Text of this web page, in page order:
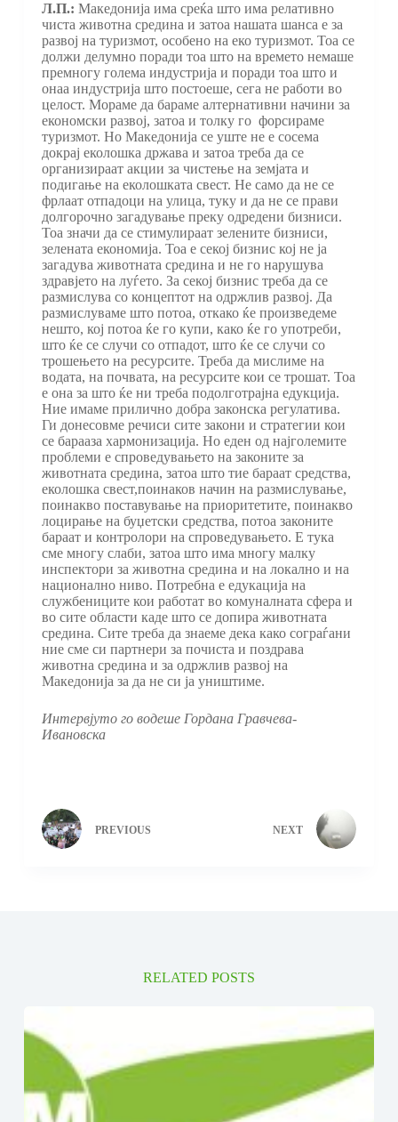
Л.П.: Македонија има среќа што има релативно
чиста животна средина и затоа нашата шанса е за
развој на туризмот, особено на еко туризмот. Тоа се
должи делумно поради тоа што на времето немаше
премногу голема индустрија и поради тоа што и
онаа индустрија што постоеше, сега не работи во
целост. Мораме да бараме алтернативни начини за
економски развој, затоа и толку го форсираме
туризмот. Но Македонија се уште не е сосема
докрај еколошка држава и затоа треба да се
организираат акции за чистење на земјата и
подигање на еколошката свест. Не само да не се
фрлаат отпадоци на улица, туку и да не се прави
долгорочно загадување преку одредени бизниси.
Тоа значи да се стимулираат зелените бизниси,
зелената економија. Тоа е секој бизнис кој не ја
загадува животната средина и не го нарушува
здравјето на луѓето. За секој бизнис треба да се
размислува со концептот на одржлив развој. Да
размислуваме што потоа, откако ќе произведеме
нешто, кој потоа ќе го купи, како ќе го употреби,
што ќе се случи со отпадот, што ќе се случи со
трошењето на ресурсите. Треба да мислиме на
водата, на почвата, на ресурсите кои се трошат. Тоа
е она за што ќе ни треба подолготрајна едукција.
Ние имаме прилично добра законска регулатива.
Ги донесовме речиси сите закони и стратегии кои
се барааза хармонизација. Но еден од најголемите
проблеми е спроведувањето на законите за
животната средина, затоа што тие бараат средства,
еколошка свест,поинаков начин на размислување,
поинакво поставување на приоритетите, поинакво
лоцирање на буџетски средства, потоа законите
бараат и контролори на спроведувањето. Е тука
сме многу слаби, затоа што има многу малку
инспектори за животна средина и на локално и на
национално ниво. Потребна е едукација на
службениците кои работат во комуналната сфера и
во сите области каде што се допира животната
средина. Сите треба да знаеме дека како сограѓани
ние сме си партнери за почиста и поздрава
животна средина и за одржлив развој на
Македонија за да не си ја уништиме.
Интервјуто го водеше Гордана Гравчева-
Ивановска
PREVIOUS NEXT
RELATED POSTS